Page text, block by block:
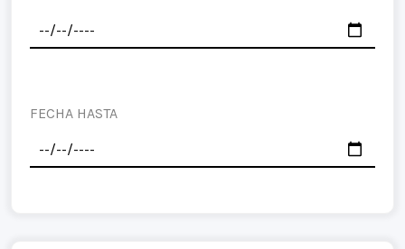
FECHA HASTA